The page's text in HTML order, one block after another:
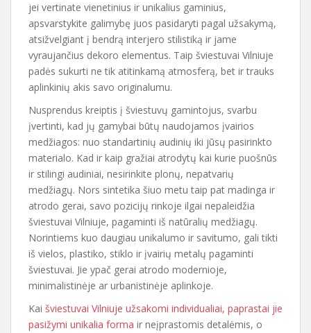
jei vertinate vienetinius ir unikalius gaminius,
apsvarstykite galimybę juos pasidaryti pagal užsakymą,
atsižvelgiant į bendrą interjero stilistiką ir jame
vyraujančius dekoro elementus. Taip šviestuvai Vilniuje
padės sukurti ne tik atitinkamą atmosferą, bet ir trauks
aplinkinių akis savo originalumu.
Nusprendus kreiptis į šviestuvų gamintojus, svarbu
įvertinti, kad jų gamybai būtų naudojamos įvairios
medžiagos: nuo standartinių audinių iki jūsų pasirinkto
materialo. Kad ir kaip gražiai atrodytų kai kurie puošnūs
ir stilingi audiniai, nesirinkite plonų, nepatvarių
medžiagų. Nors sintetika šiuo metu taip pat madinga ir
atrodo gerai, savo pozicijų rinkoje ilgai nepaleidžia
šviestuvai Vilniuje, pagaminti iš natūralių medžiagų.
Norintiems kuo daugiau unikalumo ir savitumo, gali tikti
iš vielos, plastiko, stiklo ir įvairių metalų pagaminti
šviestuvai. Jie ypač gerai atrodo modernioje,
minimalistinėje ar urbanistinėje aplinkoje.
Kai šviestuvai Vilniuje užsakomi individualiai, paprastai jie
pasižymi unikalia forma ir neįprastomis detalėmis, o